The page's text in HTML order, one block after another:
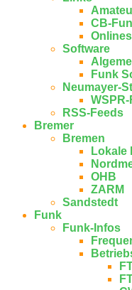
CB-
Software
Funk
Neumayer-
RSS-Feeds
Bremer
Bremen
Lokale
OHB
ZARM
Sandstedt
Funk
Funk-Infos